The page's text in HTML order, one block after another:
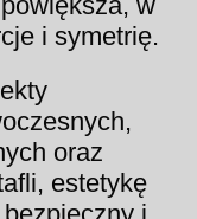
i symetrię.
oraz
estetykę
i